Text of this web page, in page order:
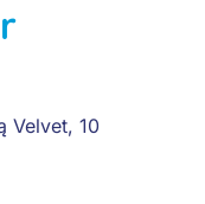
Velvet, 10